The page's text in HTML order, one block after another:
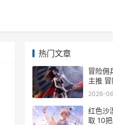
热门文章
冒险佣
主推
组合策
2026-
红色沙
取 10